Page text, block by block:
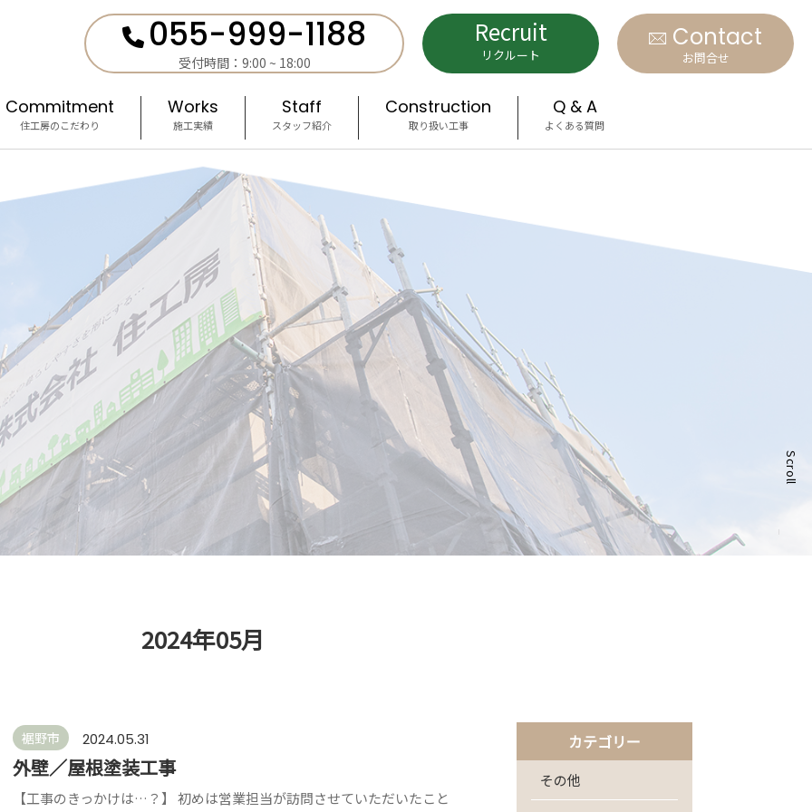
055-999-1188
受付時間：9:00 ~ 18:00
Recruit
リクルート
Contact
お問合せ
Commitment
住工房のこだわり
Works
施工実績
Staff
スタッフ紹介
Construction
取り扱い工事
Q & A
よくある質問
Scroll
2024年05月
裾野市 2024.05.31
外壁／屋根塗装工事
【工事のきっかけは…？】 初めは営業担当が訪問させていただいたこと
カテゴリー
その他